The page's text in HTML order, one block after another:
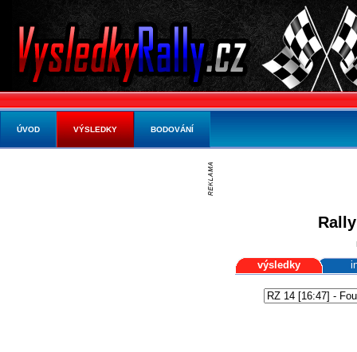
výsledky
ÚVOD VÝSLEDKY BODOVÁNÍ